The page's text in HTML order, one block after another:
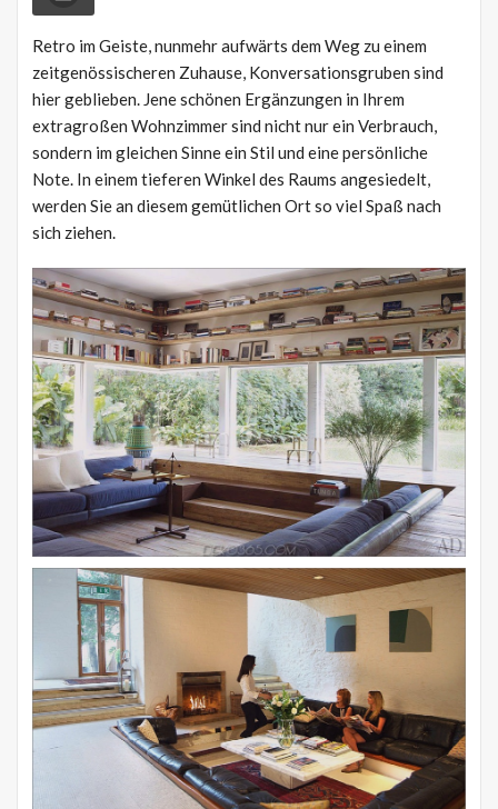
Retro im Geiste, nunmehr aufwärts dem Weg zu einem
zeitgenössischeren Zuhause, Konversationsgruben sind
hier geblieben. Jene schönen Ergänzungen in Ihrem
extragroßen Wohnzimmer sind nicht nur ein Verbrauch,
sondern im gleichen Sinne ein Stil und eine persönliche
Note. In einem tieferen Winkel des Raums angesiedelt,
werden Sie an diesem gemütlichen Ort so viel Spaß nach
sich ziehen.